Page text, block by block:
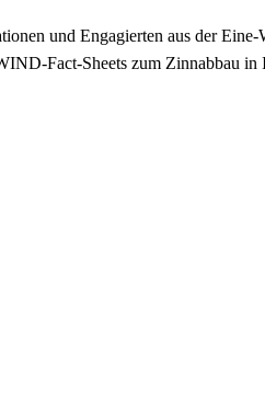
und Engagierten aus der
Fact-Sheets zum Zinnabbau